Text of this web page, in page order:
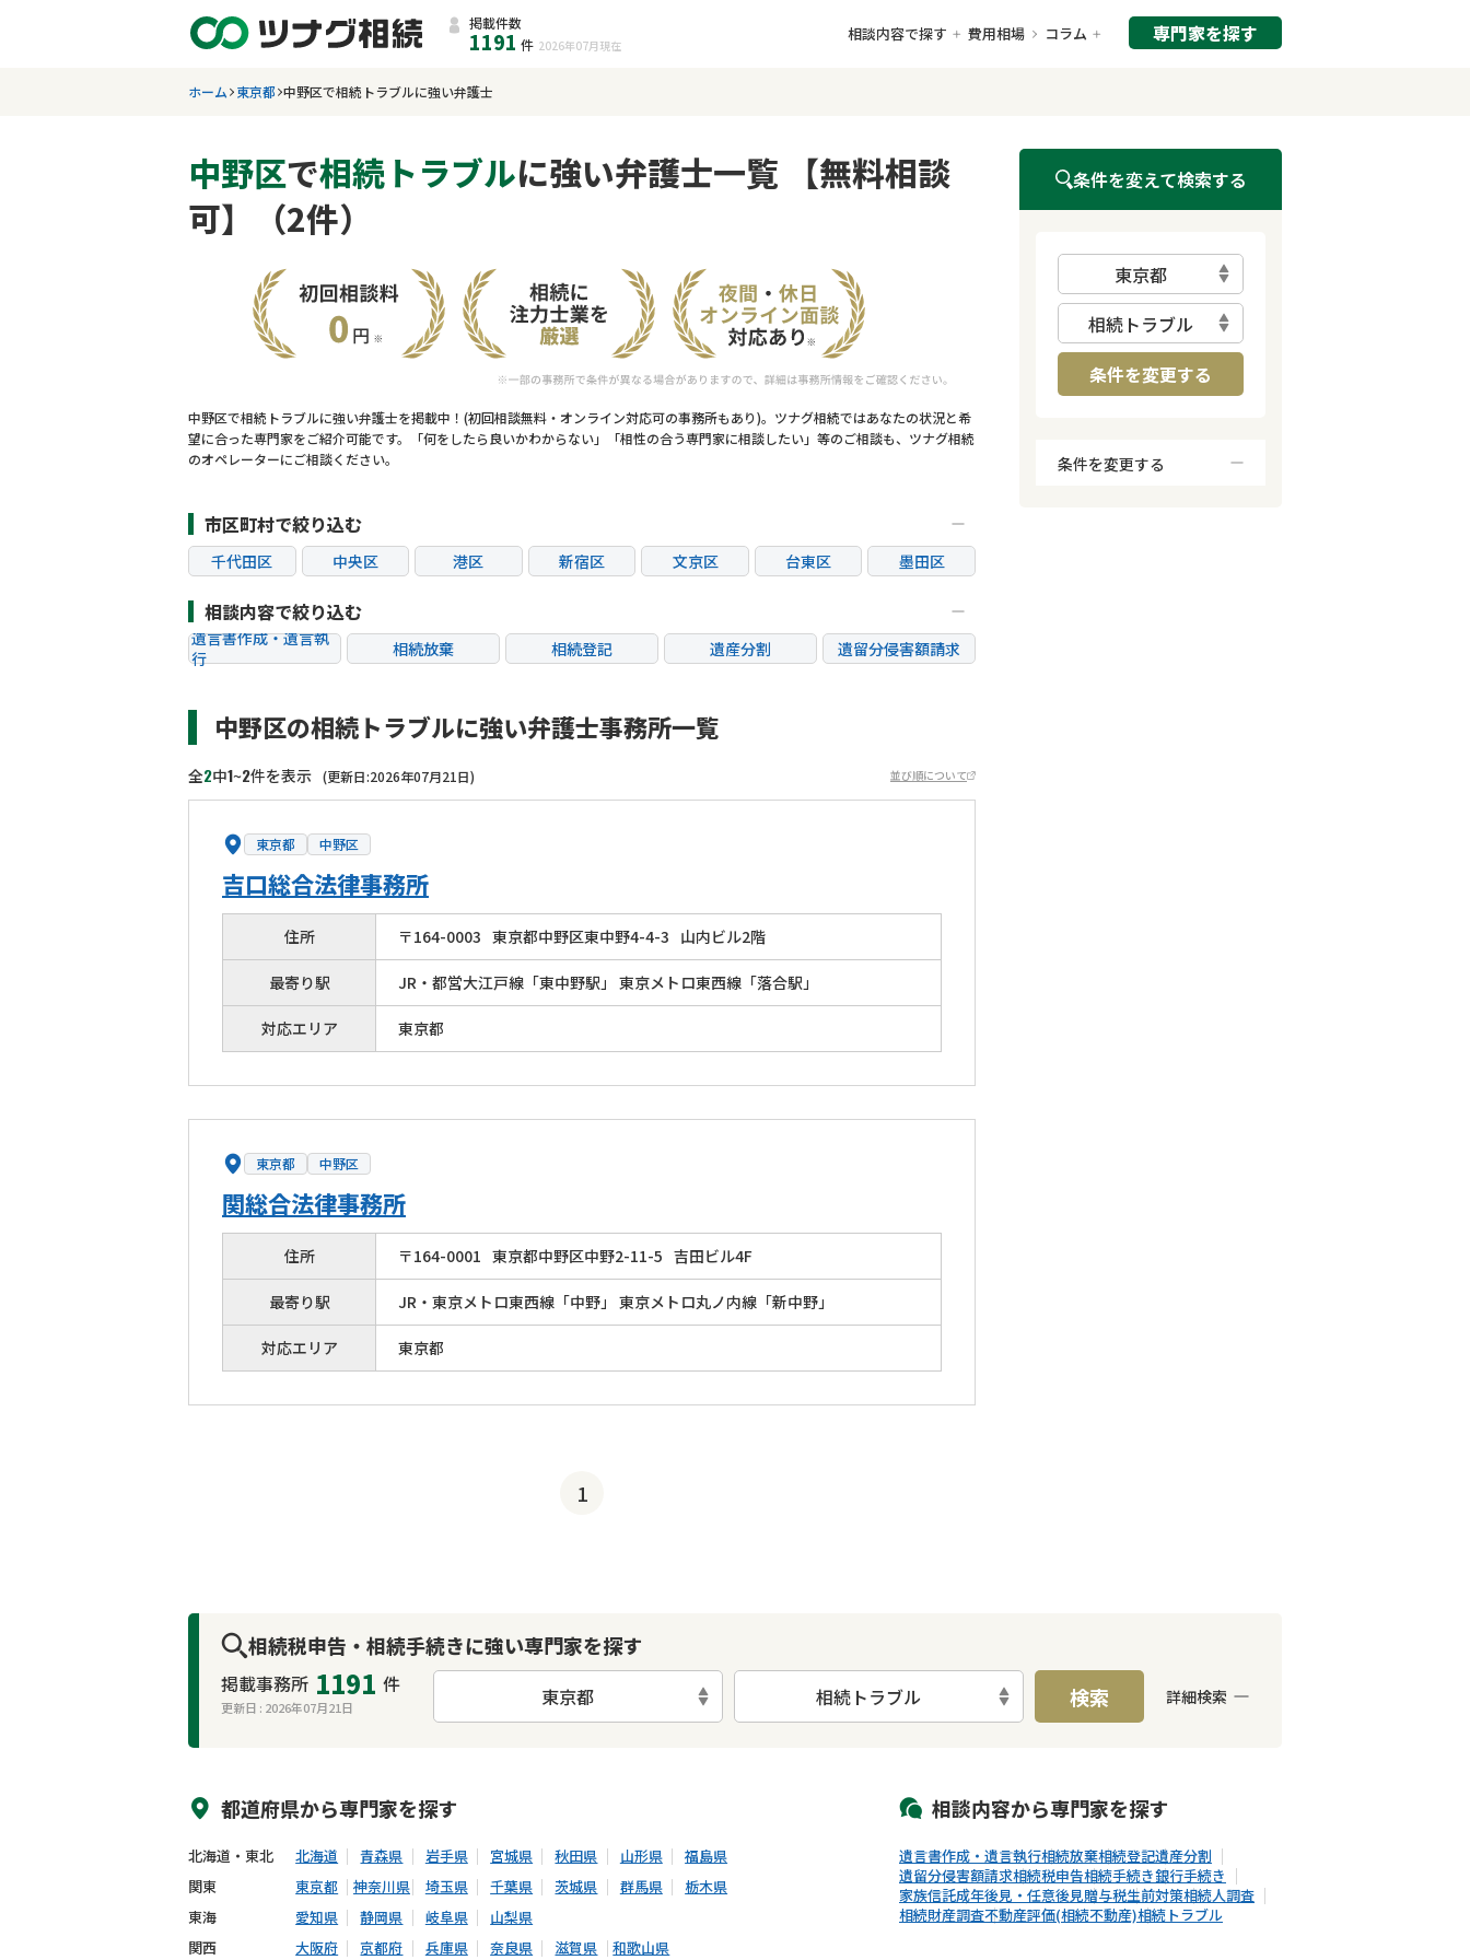
掲載件数
1191 件 2026年07月 現在
相談内容で探す 費用相場 コラム 専門家を探す
ホーム 東京都 中野区で相続トラブルに強い弁護士
中野区で相続トラブルに強い弁護士一覧 【無料相談
可】（2件）
中野区で相続トラブルに強い弁護士を掲載中！(初回相談無料・オンライン対応可の事務所もあり)。ツナグ相続ではあなたの状況と希
望に合った専門家をご紹介可能です。「何をしたら良いかわからない」「相性の合う専門家に相談したい」等のご相談も、ツナグ相続
のオペレーターにご相談ください。
市区町村で絞り込む
千代田区 中央区 港区 新宿区 文京区 台東区
墨田区
杉並区
豊島区 北区 荒川区 板橋区 練馬区
足立区
葛飾区
江戸川区 八王子市 立川市 三鷹市 府中市
調布市
狛江市
東大和市 清瀬市 稲城市
相談内容で絞り込む
遺言書作成・遺言執
行
相続放棄 相続登記 遺産分割
遺留分侵害額請求
贈与税
生前対策 相続人調査 相続財産調査
中野区の相続トラブルに強い弁護士事務所一覧
全2中1~2件を表示 (更新日:2026年07月21日) 並び順について
東京都 中野区
吉口総合法律事務所
住所 〒164-0003 東京都中野区東中野4-4-3 山内ビル2階
最寄り駅 JR・都営大江戸線「東中野駅」 東京メトロ東西線「落合駅」
対応エリア 東京都
東京都 中野区
関総合法律事務所
住所 〒164-0001 東京都中野区中野2-11-5 吉田ビル4F
最寄り駅 JR・東京メトロ東西線「中野」 東京メトロ丸ノ内線「新中野」
対応エリア 東京都
1
条件を変えて検索する
東京都
相続トラブル
条件を変更する
条件を変更する
相続税申告・相続手続きに強い専門家を探す
掲載事務所 1191 件
更新日 : 2026年07月21日 東京都 相続トラブル 検索 詳細検索
都道府県から専門家を探す
北海道・東北 北海道 青森県 岩手県 宮城県 秋田県 山形県
福島県
関東
東京都 神奈川県 埼玉県 千葉県 茨城県 群馬県
栃木県
東海
愛知県 静岡県 岐阜県
山梨県
関西
大阪府 京都府 兵庫県 奈良県 滋賀県 和歌山県
相談内容から専門家を探す
遺言書作成・遺言執行相続放棄相続登記遺産分割
遺留分侵害額請求相続税申告相続手続き銀行手続き
家族信託成年後見・任意後見贈与税生前対策相続人調査
相続財産調査不動産評価(相続不動産)相続トラブル